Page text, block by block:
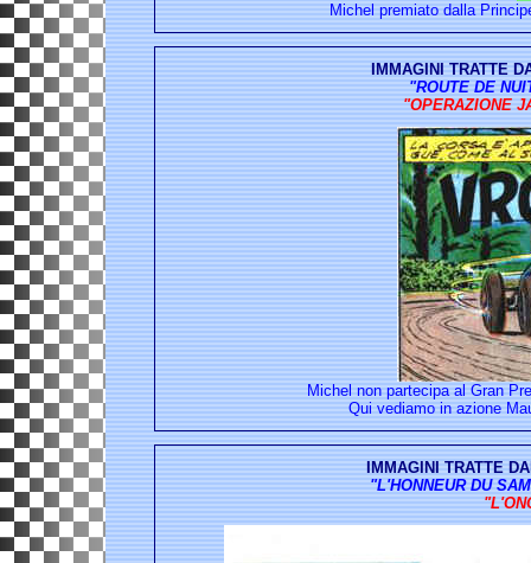
Michel premiato dalla
IMMAGINI TRATTE
"ROUTE DE
"OPERAZIONE
Michel non partecipa al Gran
Qui vediamo in azione
IMMAGINI TRATTE
"L'HONNEUR DU